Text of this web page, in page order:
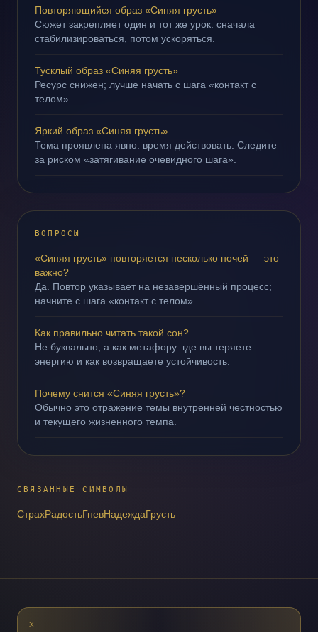
Повторяющийся образ «Синяя грусть»
Сюжет закрепляет один и тот же урок: сначала
стабилизироваться, потом ускоряться.
Тусклый образ «Синяя грусть»
Ресурс снижен; лучше начать с шага «контакт с
телом».
Яркий образ «Синяя грусть»
Тема проявлена явно: время действовать. Следите
за риском «затягивание очевидного шага».
ВОПРОСЫ
«Синяя грусть» повторяется несколько ночей — это
важно?
Да. Повтор указывает на незавершённый процесс;
начните с шага «контакт с телом».
Как правильно читать такой сон?
Не буквально, а как метафору: где вы теряете
энергию и как возвращаете устойчивость.
Почему снится «Синяя грусть»?
Обычно это отражение темы внутренней честностью
и текущего жизненного темпа.
СВЯЗАННЫЕ СИМВОЛЫ
СтрахРадостьГневНадеждаГрусть
X